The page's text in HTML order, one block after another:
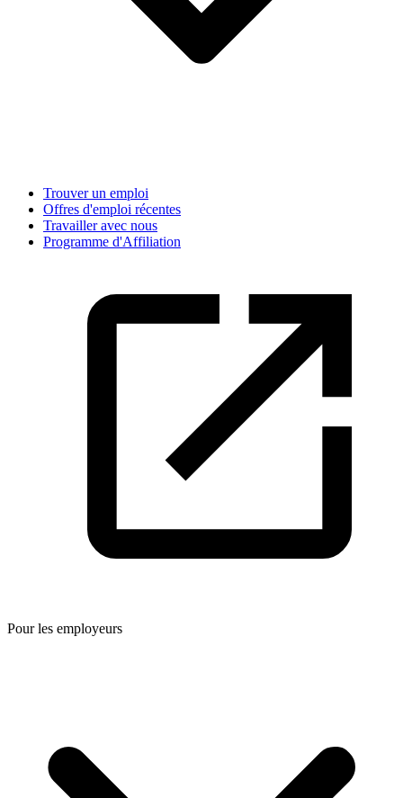
Trouver un emploi
Offres d'emploi récentes
Travailler avec nous
Programme d'Affiliation
Pour les employeurs